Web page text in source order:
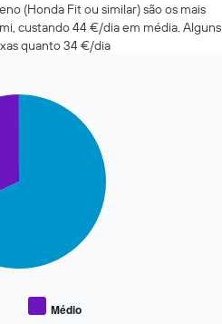
(Honda Fit ou similar) são os mais
custando 44 €/dia em média. Alguns
quanto 34 €/dia
Médio